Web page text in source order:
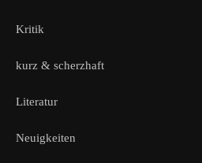
Kritik
kurz & scherzhaft
Literatur
Neuigkeiten